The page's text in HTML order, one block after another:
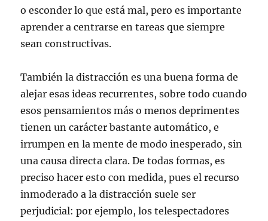
o esconder lo que está mal, pero es importante
aprender a centrarse en tareas que siempre
sean constructivas.
También la distracción es una buena forma de
alejar esas ideas recurrentes, sobre todo cuando
esos pensamientos más o menos deprimentes
tienen un carácter bastante automático, e
irrumpen en la mente de modo inesperado, sin
una causa directa clara. De todas formas, es
preciso hacer esto con medida, pues el recurso
inmoderado a la distracción suele ser
perjudicial: por ejemplo, los telespectadores